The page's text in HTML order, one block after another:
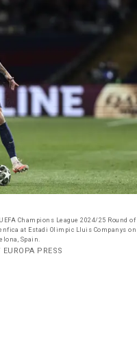
Champions League 2024/25 Round of
at Estadi Olimpic Lluis Companys on
Spain.
PRESS